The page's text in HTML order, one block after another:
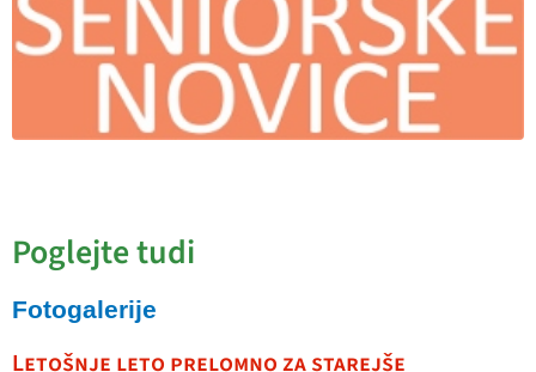
Poglejte tudi
Fotogalerije
Letošnje leto prelomno za starejše